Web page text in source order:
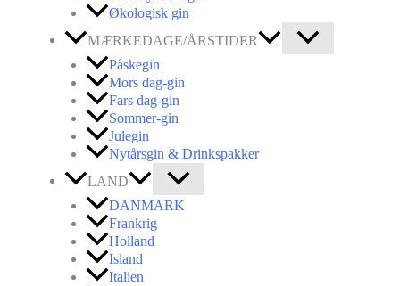
Økologisk gin
MÆRKEDAGE/ÅRSTIDER
Påskegin
Mors dag-gin
Fars dag-gin
Sommer-gin
Julegin
Nytårsgin & Drinkspakker
LAND
DANMARK
Frankrig
Holland
Island
Italien